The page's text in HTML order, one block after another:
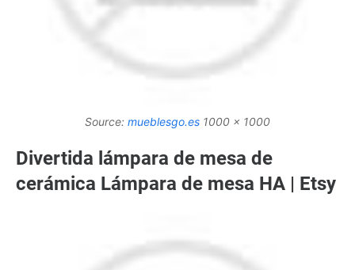
Source: mueblesgo.es 1000 x 1000
Divertida lámpara de mesa de
cerámica Lámpara de mesa HA | Etsy